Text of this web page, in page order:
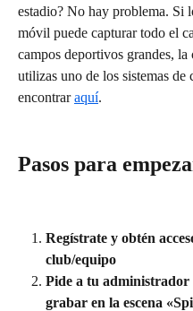
estadio? No hay problema. Si
móvil puede capturar todo el
campos deportivos grandes,
utilizas uno de los sistemas de
encontrar aquí.
Pasos para
Regístrate y obtén
club/equipo
Pide a tu administrador
grabar en la escena